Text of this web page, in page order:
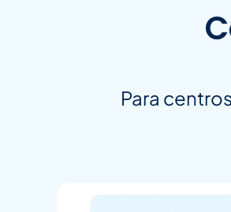
Para